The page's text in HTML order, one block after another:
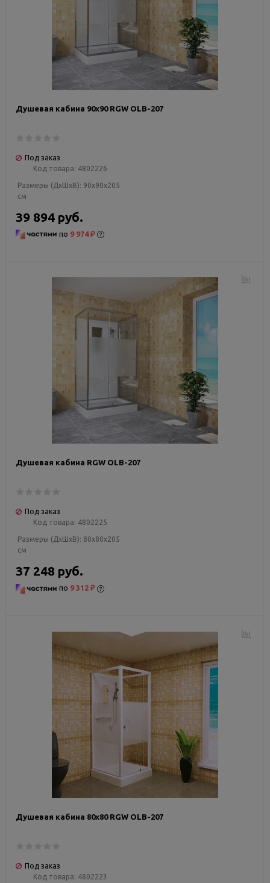
Душевая кабина 90х90 RGW OLB-207
Под заказ
Код товара: 4802226
Размеры (ДxШxВ): 90x90x205
см
39 894 руб.
по 9 974 ₽
Душевая кабина RGW OLB-207
Под заказ
Код товара: 4802225
Размеры (ДxШxВ): 80x80x205
см
37 248 руб.
по 9 312 ₽
Душевая кабина 80х80 RGW OLB-207
Под заказ
Код товара: 4802223